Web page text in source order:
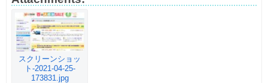
スクリーンショッ
ト-2021-04-25-
173831.jpg